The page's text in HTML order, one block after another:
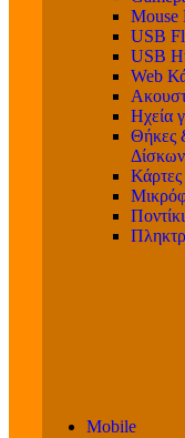
Mouse
USB
USB
Web
Ηχεία
Θήκες
Δίσκων
Mobile